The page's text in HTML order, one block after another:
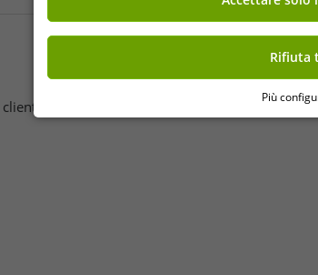
per questo articolo.
Rifiuta
Più